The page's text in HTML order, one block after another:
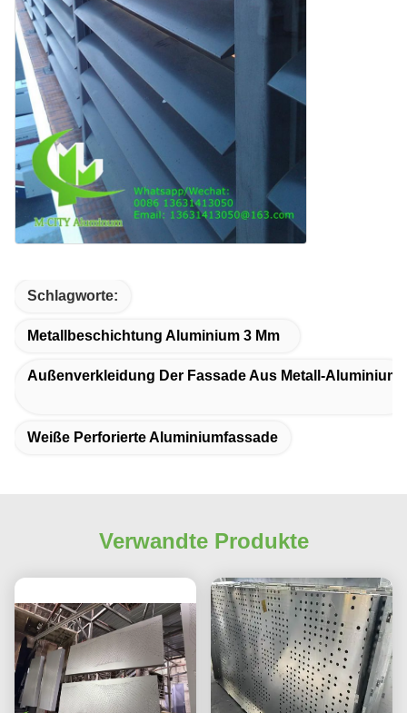
Schlagworte:
Metallbeschichtung Aluminium 3 Mm
Außenverkleidung Der Fassade Aus Metall-Aluminium
Weiße Perforierte Aluminiumfassade
Verwandte Produkte